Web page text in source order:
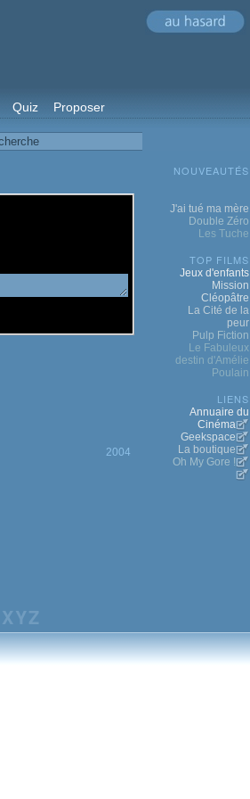
Quiz Proposer
2004
NOUVEAUTÉS
J'ai tué ma mère
Double Zéro
Les Tuche
TOP FILMS
Jeux d'enfants
Mission
Cléopâtre
La Cité de la
peur
Pulp Fiction
Le Fabuleux
destin d'Amélie
Poulain
LIENS
Annuaire du
Cinéma
Geekspace
La boutique
Oh My Gore !
XYZ